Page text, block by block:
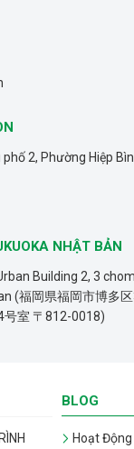
2, Phường Hiệp
NHẬT BẢN
Building 2, 3
(福岡県福岡市博多
室 〒812-0018)
BLOG
Hoạt Động